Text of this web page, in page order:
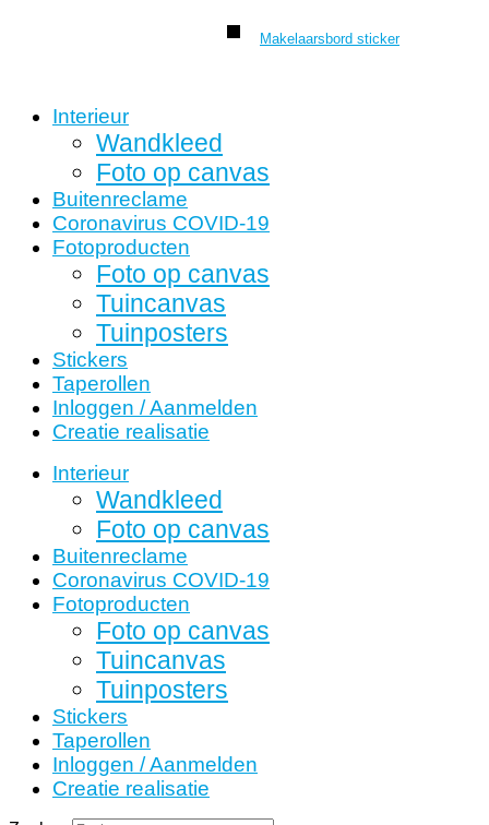
Makelaarsbord sticker
Interieur
Wandkleed
Foto op canvas
Buitenreclame
Coronavirus COVID-19
Fotoproducten
Foto op canvas
Tuincanvas
Tuinposters
Stickers
Taperollen
Inloggen / Aanmelden
Creatie realisatie
Interieur
Wandkleed
Foto op canvas
Buitenreclame
Coronavirus COVID-19
Fotoproducten
Foto op canvas
Tuincanvas
Tuinposters
Stickers
Taperollen
Inloggen / Aanmelden
Creatie realisatie